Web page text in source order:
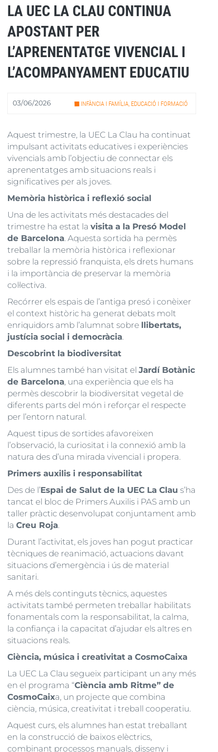
LA UEC LA CLAU CONTINUA
APOSTANT PER
L’APRENENTATGE VIVENCIAL I
L’ACOMPANYAMENT EDUCATIU
03/06/2026 INFÀNCIA I FAMÍLIA, EDUCACIÓ I FORMACIÓ
Aquest trimestre, la UEC La Clau ha continuat
impulsant activitats educatives i experiències
vivencials amb l’objectiu de connectar els
aprenentatges amb situacions reals i
significatives per als joves.
Memòria històrica i reflexió social
Una de les activitats més destacades del
trimestre ha estat la visita a la Presó Model
de Barcelona. Aquesta sortida ha permès
treballar la memòria històrica i reflexionar
sobre la repressió franquista, els drets humans
i la importància de preservar la memòria
col·lectiva.
Recórrer els espais de l’antiga presó i conèixer
el context històric ha generat debats molt
enriquidors amb l’alumnat sobre llibertats,
justícia social i democràcia.
Descobrint la biodiversitat
Els alumnes també han visitat el Jardí Botànic
de Barcelona, una experiència que els ha
permès descobrir la biodiversitat vegetal de
diferents parts del món i reforçar el respecte
per l’entorn natural.
Aquest tipus de sortides afavoreixen
l’observació, la curiositat i la connexió amb la
natura des d’una mirada vivencial i propera.
Primers auxilis i responsabilitat
Des de l’Espai de Salut de la UEC La Clau s’ha
tancat el bloc de Primers Auxilis i PAS amb un
taller pràctic desenvolupat conjuntament amb
la Creu Roja.
Durant l’activitat, els joves han pogut practicar
tècniques de reanimació, actuacions davant
situacions d’emergència i ús de material
sanitari.
A més dels continguts tècnics, aquestes
activitats també permeten treballar habilitats
fonamentals com la responsabilitat, la calma,
la confiança i la capacitat d’ajudar els altres en
situacions reals.
Ciència, música i creativitat a CosmoCaixa
La UEC La Clau segueix participant un any més
en el programa “Ciència amb Ritme” de
CosmoCaixa, un projecte que combina
ciència, música, creativitat i treball cooperatiu.
Aquest curs, els alumnes han estat treballant
en la construcció de baixos elèctrics,
combinant processos manuals, disseny i